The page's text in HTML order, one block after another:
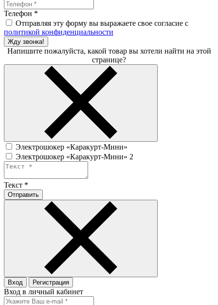
Телефон *
Отправляя эту форму вы выражаете свое согласие с
политикой конфиденциальности
Жду звонка!
Напишите пожалуйста, какой товар вы хотели найти на этой
странице?
Электрошокер «Каракурт-Мини»
Электрошокер «Каракурт-Мини» 2
Текст *
Отправить
Вход Регистрация
Вход в личный кабинет